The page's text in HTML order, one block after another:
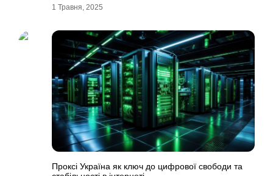
1 Травня, 2025
Проксі Україна як ключ до цифрової свободи та